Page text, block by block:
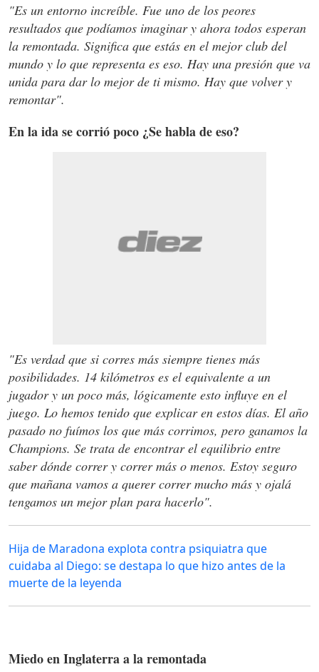
"Es un entorno increíble. Fue uno de los peores
resultados que podíamos imaginar y ahora todos esperan
la remontada. Significa que estás en el mejor club del
mundo y lo que representa es eso. Hay una presión que va
unida para dar lo mejor de ti mismo. Hay que volver y
remontar".
En la ida se corrió poco ¿Se habla de eso?
"Es verdad que si corres más siempre tienes más
posibilidades. 14 kilómetros es el equivalente a un
jugador y un poco más, lógicamente esto influye en el
juego. Lo hemos tenido que explicar en estos días. El año
pasado no fuímos los que más corrimos, pero ganamos la
Champions. Se trata de encontrar el equilibrio entre
saber dónde correr y correr más o menos. Estoy seguro
que mañana vamos a querer correr mucho más y ojalá
tengamos un mejor plan para hacerlo".
Hija de Maradona explota contra psiquiatra que
cuidaba al Diego: se destapa lo que hizo antes de la
muerte de la leyenda
Miedo en Inglaterra a la remontada